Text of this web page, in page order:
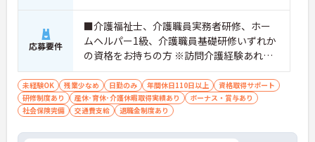
応募要件
■介護福祉士、介護職員実務者研修、ホー
ムヘルパー1級、介護職員基礎研修いずれか
の資格をお持ちの方 ※訪問介護経験あれば
尚可 ※未経験相談可能
未経験OK 残業少なめ 日勤のみ 年間休日110日以上
資格取得サポート
研修制度あり
産休･育休･介護休暇取得実績あり
ボーナス・賞与あり
社会保険完備
交通費支給 退職金制度あり